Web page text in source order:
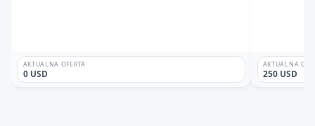
AKTUALNA OFERTA
0 USD
AKTUALNA
250 USD